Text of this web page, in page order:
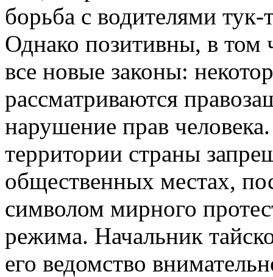
борьба с водителями тук-
Однако позитивны, в том
все новые законы:
рассматриваются
нарушение прав
территории страны
общественных местах,
символом мирного
режима. Начальник
его ведомство